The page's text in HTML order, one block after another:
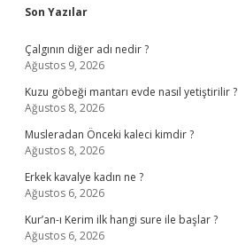
Sidebar
Son Yazılar
Çalgının diğer adı nedir ?
Ağustos 9, 2026
Kuzu göbeği mantarı evde nasıl yetiştirilir ?
Ağustos 8, 2026
Musleradan Önceki kaleci kimdir ?
Ağustos 8, 2026
Erkek kavalye kadın ne ?
Ağustos 6, 2026
Kur’an-ı Kerim ilk hangi sure ile başlar ?
Ağustos 6, 2026